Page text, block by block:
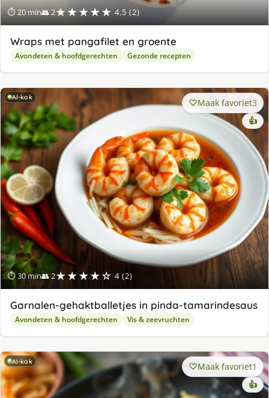
⏱ 20 min👥 2★★★★★ 4.5 (2)
Wraps met pangafilet en groente
Avondeten & hoofdgerechten Gezonde recepten
AI-kok
⏱ 30 min👥 2★★★★☆ 4 (2)
Maak favoriet3
👍
Garnalen-gehaktballetjes in pinda-tamarindesaus
Avondeten & hoofdgerechten Vis & zeevruchten
AI-kok Maak favoriet1
👍